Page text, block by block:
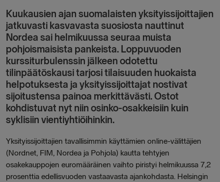
Kuukausien ajan suomalaisten yksityissijoittajien
jatkuvasti kasvavasta suosiosta nauttinut
Nordea sai helmikuussa seuraa muista
pohjoismaisista pankeista. Loppuvuoden
kurssiturbulenssin jälkeen odotettu
tilinpäätöskausi tarjosi tilaisuuden huokaista
helpotuksesta ja yksityissijoittajat nostivat
sijoitustensa painoa merkittävästi. Ostot
kohdistuvat nyt niin osinko-osakkeisiin kuin
syklisiin vientiyhtiöihinkin.
Yksityissijoittajien tavallisimmin käyttämien online-välittäjien
(Nordnet, FIM, Nordea ja Pohjola) kautta tehtyjen
osakekauppojen euromääräinen vaihto piristyi helmikuussa 7,2
prosenttia edellisvuoden vastaavasta ajankohdasta. Helsingin